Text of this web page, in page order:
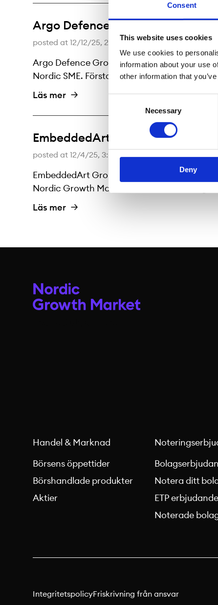
Consent
This website uses cookies
We use cookies to
information about your use
other information that
Necessary
Deny
Argo Defence Group AB har
posted at 12/12/25, 2:40 PM
Argo Defence Group AB (”Argo Defence”
Nordic SME. Första handelsdag är
Läs mer
EmbeddedArt Group AB har
posted at 12/4/25, 3:00 PM
EmbeddedArt Group AB (”EmbeddedArt”)
Nordic Growth Market. Första handelsdag
Läs mer
Handel & Marknad
Börsens öppettider
Börshandlade produkter
Aktier
Notera ditt
ETP erbjudande
Noterade
IntegritetspolicyFriskrivning från ansvar